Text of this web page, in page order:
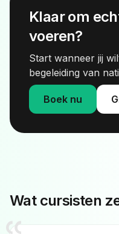
Klaar om
voeren?
Start wanneer jij
begeleiding van
Boek nu
Wat cursisten